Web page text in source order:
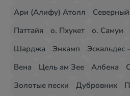
Ари (Алифу) Атолл
Паттайя
о. Пхукет о. Самуи
Шарджа
Энкамп Эскальдес
Вена
Цель ам Зее Албена
Золотые пески
Дубровник